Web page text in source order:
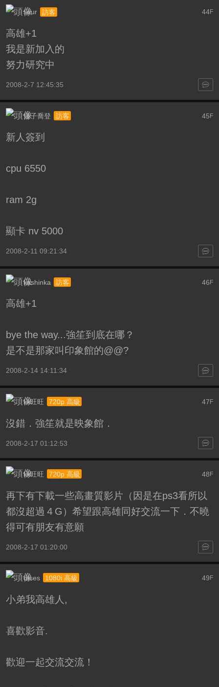
44F
sour 訪客
高雄+1
我是新加入的
努力研究中
2008-2-7 12:45:35
45F
矮子喬登 訪客
新人簽到
cpu 6550
ram 2g
顯卡 nv 5000
2008-2-11 09:21:34
46F
kashinka 訪客
高雄+1
bye the way...強笙到底在哪？
是不是那家叫印象館的@@?
2008-2-14 14:11:34
47 F
kk旺旺 720p 高級
沒錯．強笙就是映象館．
2008-2-17 01:12:53
48 F
kk旺旺 720p 高級
再下有下載一些高畫質影片（因是在ps3看所以
都沒超過４G）希望跟高雄同好交流一下．不曉
得可有朋友有意願
2008-2-17 01:20:00
49 F
dtses 1080i 高級
小弟我高雄人,
喜歡影音.
歡迎一起交流交流！